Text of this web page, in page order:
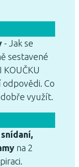
- Jak se
sestavené
odpovědi. Co
využít.
na 2